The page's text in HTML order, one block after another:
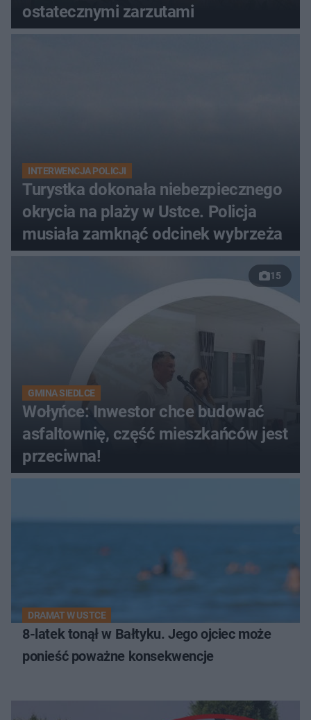
ostatecznymi zarzutami
INTERWENCJA POLICJI
Turystka dokonała niebezpiecznego
okrycia na plaży w Ustce. Policja
musiała zamknąć odcinek wybrzeża
15
GMINA SIEDLCE
Wołyńce: Inwestor chce budować
asfaltownię, część mieszkańców jest
przeciwna!
DRAMAT W USTCE
8-latek tonął w Bałtyku. Jego ojciec może
ponieść poważne konsekwencje